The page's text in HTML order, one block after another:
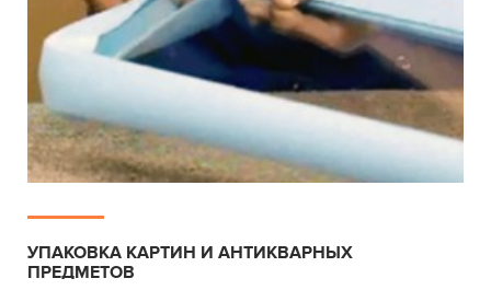
УПАКОВКА КАРТИН И АНТИКВАРНЫХ
ПРЕДМЕТОВ